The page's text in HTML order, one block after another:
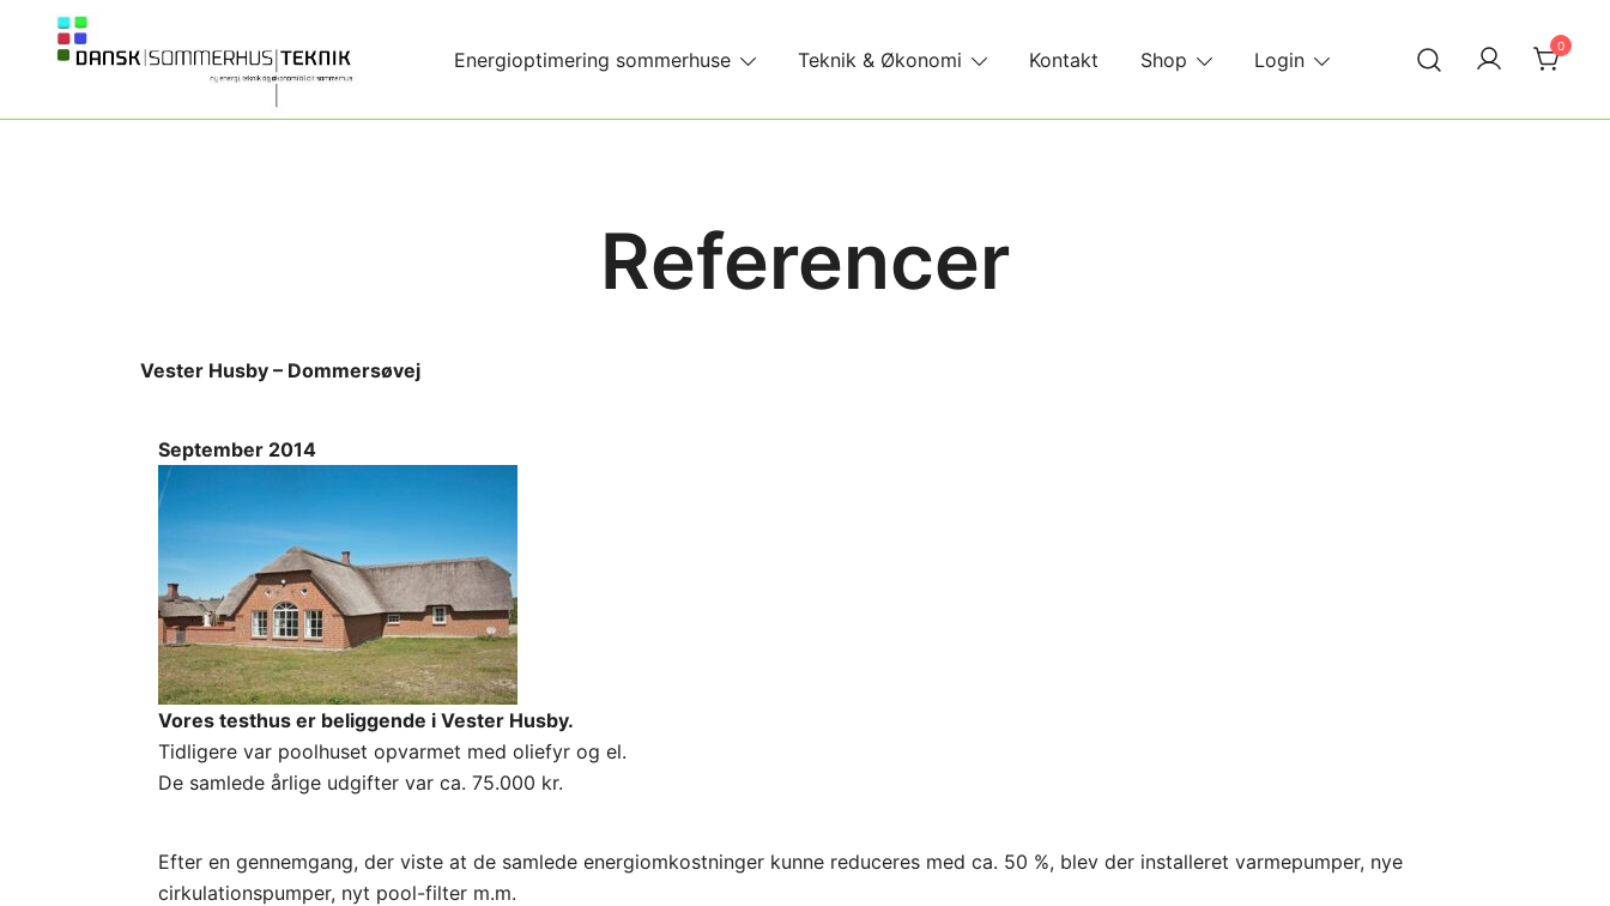
Energioptimering sommerhuse Teknik & Økonomi Kontakt Shop Login
0
Referencer
Vester Husby – Dommersøvej
September 2014
Vores testhus er beliggende i Vester Husby.
Tidligere var poolhuset opvarmet med oliefyr og el.
De samlede årlige udgifter var ca. 75.000 kr.
Efter en gennemgang, der viste at de samlede energiomkostninger kunne reduceres med ca. 50 %, blev der installeret varmepumper, nye
cirkulationspumper, nyt pool-filter m.m.